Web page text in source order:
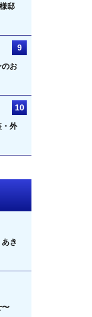
邸
のお
・外
き
〜